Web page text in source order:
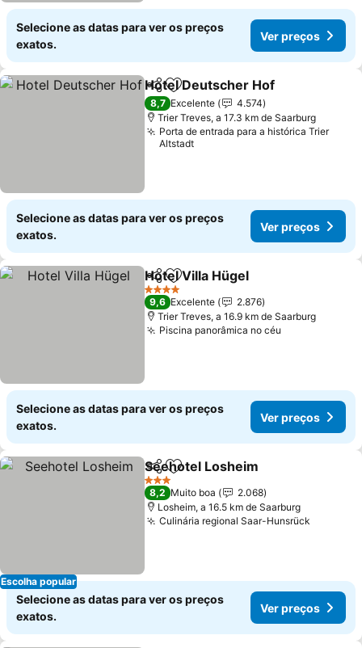
Selecione as datas para ver os preços
exatos.
Ver preços
PartilharAdicionar aos favoritos
Hotel Deutscher Hof
8,7 Excelente
4.574
Trier Treves, a 17.3 km de Saarburg
Porta de entrada para a histórica Trier
Altstadt
Selecione as datas para ver os preços
exatos.
Ver preços
PartilharAdicionar aos favoritos
Hotel Villa Hügel
4 Estrelas
9,6 Excelente
2.876
Trier Treves, a 16.9 km de Saarburg
Piscina panorâmica no céu
Selecione as datas para ver os preços
exatos.
Ver preços
Escolha popular
PartilharAdicionar aos favoritos
Seehotel Losheim
3 Estrelas
8,2 Muito boa
2.068
Losheim, a 16.5 km de Saarburg
Culinária regional Saar-Hunsrück
Selecione as datas para ver os preços
exatos.
Ver preços